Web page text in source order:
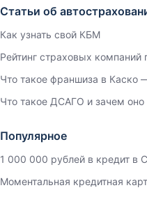
Статьи об
Как узнать свой КБМ
Рейтинг страховых
Что такое франшиза в
Что такое ДСАГО и зачем
Популярное
1 000 000 рублей в кредит в
Моментальная кредитная